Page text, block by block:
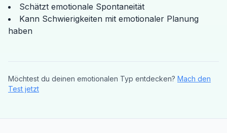
Schätzt emotionale Spontaneität
Kann Schwierigkeiten mit emotionaler Planung
haben
Möchtest du deinen emotionalen Typ entdecken? Mach den
Test jetzt